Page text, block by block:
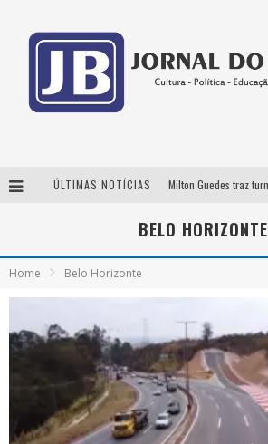
ÚLTIMAS NOTÍCIAS
BELO HORIZONTE
Home Belo Horizonte